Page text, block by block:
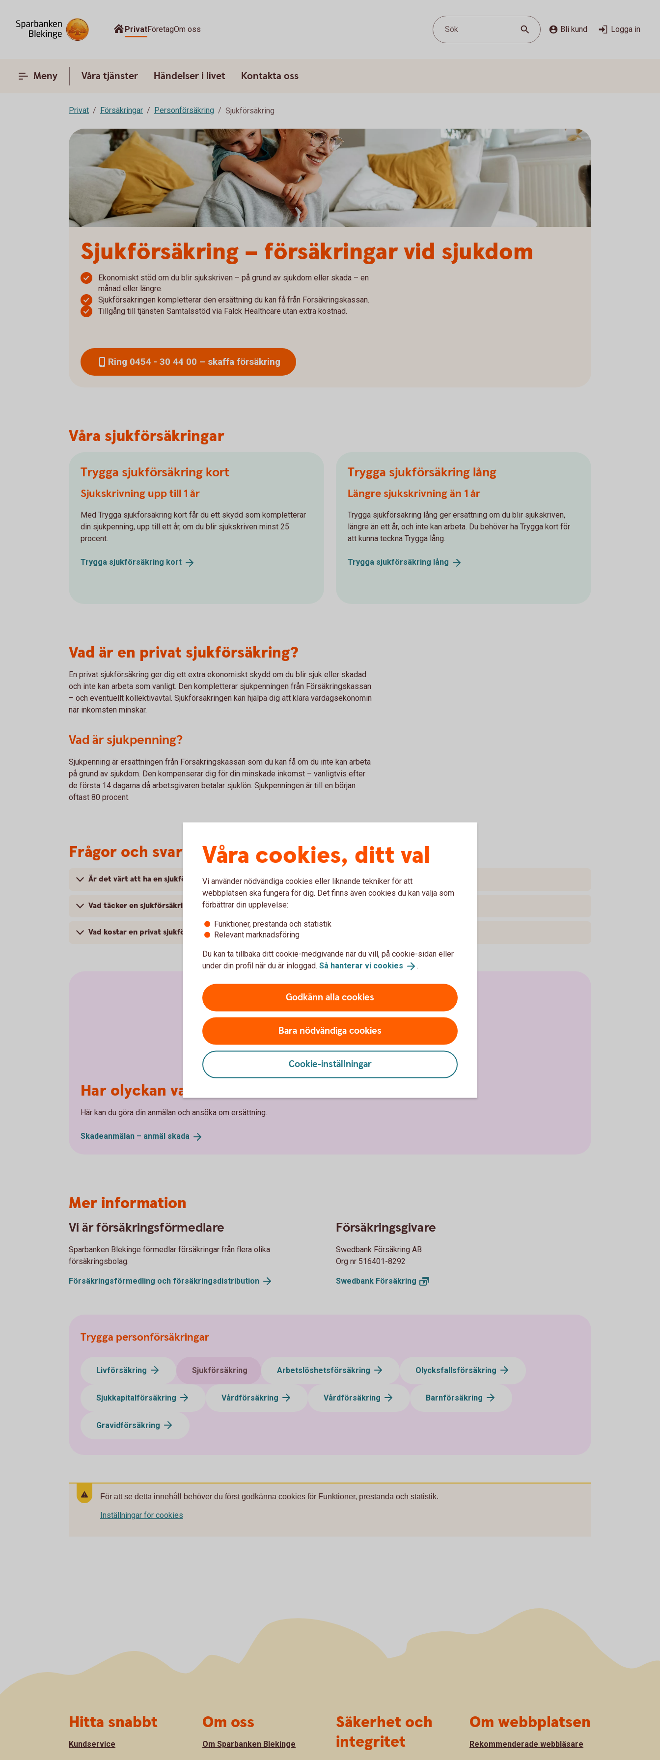
PrivatFöretagOm oss Sök Bli kund Logga in
Meny Våra tjänster Händelser i livet Kontakta oss
Privat Försäkringar Personförsäkring Sjukförsäkring
Sjukförsäkring – försäkringar vid sjukdom
Ekonomiskt stöd om du blir sjukskriven – på grund av sjukdom eller skada – en
månad eller längre.
Sjukförsäkringen kompletterar den ersättning du kan få från Försäkringskassan.
Tillgång till tjänsten Samtalsstöd via Falck Healthcare utan extra kostnad.
Ring 0454 - 30 44 00 – skaffa försäkring
Våra sjukförsäkringar
Trygga sjukförsäkring kort
Sjukskrivning upp till 1 år
Med Trygga sjukförsäkring kort får du ett skydd som kompletterar
din sjukpenning, upp till ett år, om du blir sjukskriven minst 25
procent.
Trygga sjukförsäkring kort
Trygga sjukförsäkring lång
Längre sjukskrivning än 1 år
Trygga sjukförsäkring lång ger ersättning om du blir sjukskriven,
längre än ett år, och inte kan arbeta. Du behöver ha Trygga kort för
att kunna teckna Trygga lång.
Trygga sjukförsäkring lång
Vad är en privat sjukförsäkring?
En privat sjukförsäkring ger dig ett extra ekonomiskt skydd om du blir sjuk eller skadad
och inte kan arbeta som vanligt. Den kompletterar sjukpenningen från Försäkringskassan
– och eventuellt kollektivavtal. Sjukförsäkringen kan hjälpa dig att klara vardagsekonomin
när inkomsten minskar.
Vad är sjukpenning?
Sjukpenning är ersättningen från Försäkringskassan som du kan få om du inte kan arbeta
på grund av sjukdom. Den kompenserar dig för din minskade inkomst – vanligtvis efter
de första 14 dagarna då arbetsgivaren betalar sjuklön. Sjukpenningen är till en början
oftast 80 procent.
Frågor och svar om sjukförsäkring
Är det värt att ha en sjukförsäkring – vad är fördelarna?
Vad täcker en sjukförsäkring?
Vad kostar en privat sjukförsäkring?
Anmäl skada
Har olyckan varit framme?
Här kan du göra din anmälan och ansöka om ersättning.
Skadeanmälan – anmäl skada
Mer information
Vi är försäkringsförmedlare
Sparbanken Blekinge förmedlar försäkringar från flera olika
försäkringsbolag.
Försäkringsförmedling och försäkringsdistribution
Försäkringsgivare
Swedbank Försäkring AB
Org nr 516401-8292
Swedbank Försäkring
Trygga personförsäkringar
Livförsäkring Sjukförsäkring Arbetslöshetsförsäkring Olycksfallsförsäkring
Sjukkapitalförsäkring Vårdförsäkring Vårdförsäkring Barnförsäkring
Gravidförsäkring
För att se detta innehåll behöver du först godkänna cookies för Funktioner, prestanda och statistik.
Inställningar för cookies
Våra cookies, ditt val
Vi använder nödvändiga cookies eller liknande tekniker för att
webbplatsen ska fungera för dig. Det finns även cookies du kan välja som
förbättrar din upplevelse:
Funktioner, prestanda och statistik
Relevant marknadsföring
Du kan ta tillbaka ditt cookie-medgivande när du vill, på cookie-sidan eller
under din profil när du är inloggad. Så hanterar vi cookies .
Godkänn alla cookies
Bara nödvändiga cookies
Cookie-inställningar
Hitta snabbt
Kundservice
Om oss
Om Sparbanken Blekinge
Säkerhet och
integritet
Om webbplatsen
Rekommenderade webbläsare